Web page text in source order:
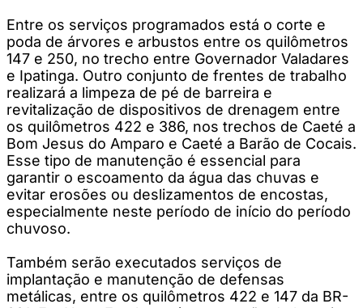
Entre os serviços programados está o corte e
poda de árvores e arbustos entre os quilômetros
147 e 250, no trecho entre Governador Valadares
e Ipatinga. Outro conjunto de frentes de trabalho
realizará a limpeza de pé de barreira e
revitalização de dispositivos de drenagem entre
os quilômetros 422 e 386, nos trechos de Caeté a
Bom Jesus do Amparo e Caeté a Barão de Cocais.
Esse tipo de manutenção é essencial para
garantir o escoamento da água das chuvas e
evitar erosões ou deslizamentos de encostas,
especialmente neste período de início do período
chuvoso.
Também serão executados serviços de
implantação e manutenção de defensas
metálicas, entre os quilômetros 422 e 147 da BR-